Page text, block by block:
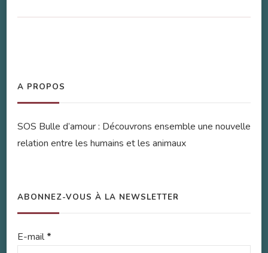
A PROPOS
SOS Bulle d’amour : Découvrons ensemble une nouvelle
relation entre les humains et les animaux
ABONNEZ-VOUS À LA NEWSLETTER
E-mail*